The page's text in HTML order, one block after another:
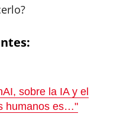
sobre la IA y el
humanos es…"